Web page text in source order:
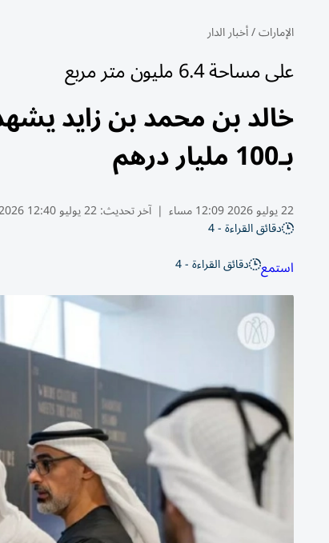
الإمارات/أخبار الدار
على مساحة 6.4 مليون متر مربع
خالد بن محمد بن زايد
بـ100 مليار درهم
22 يوليو 2026 12:09 مساء | آخر تحديث:22 يوليو 12:40 2026
دقائق القراءة - 4
استمع دقائق القراءة - 4